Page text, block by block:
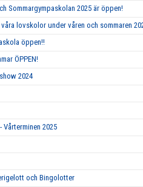
Sommargympaskolan 2025 är öppen!
lovskolor under våren och sommaren
öppen!!
ÖPPEN!
2024
Vårterminen 2025
och Bingolotter